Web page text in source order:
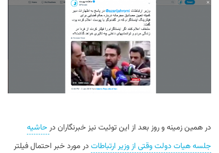
درهمینزمینهوروز بعد از این توئیت نیز خبرنگاران در حاشیه
جلسههیات دولتوقتی ازوزیر ارتباطات در مورد خبر احتمالفیلتر